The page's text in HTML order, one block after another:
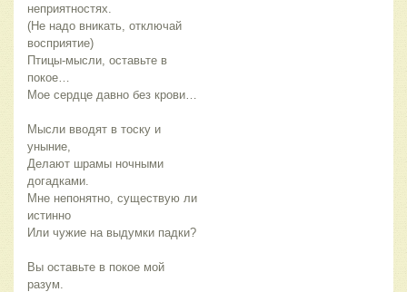
неприятностях.
(Не надо вникать, отключай
восприятие)
Птицы-мысли, оставьте в
покое…
Мое сердце давно без крови…
Мысли вводят в тоску и
уныние,
Делают шрамы ночными
догадками.
Мне непонятно, существую ли
истинно
Или чужие на выдумки падки?
Вы оставьте в покое мой
разум.